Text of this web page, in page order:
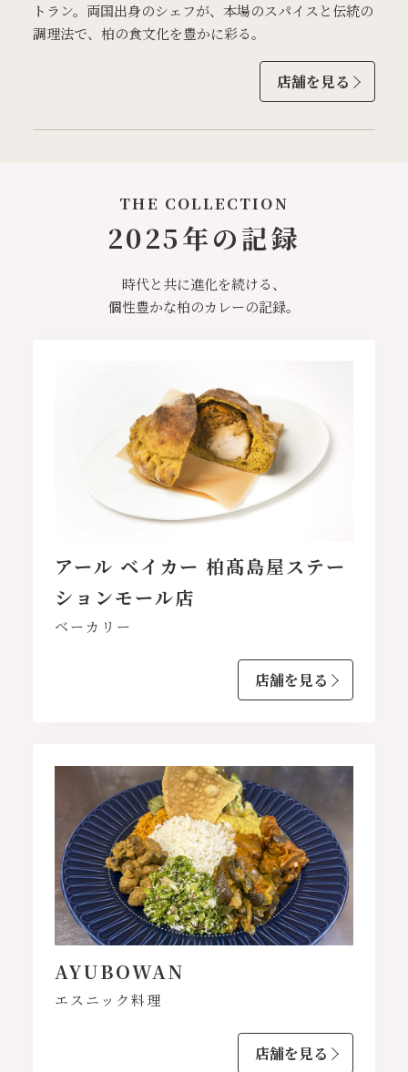
トラン。両国出身のシェフが、本場のスパイスと伝統の
調理法で、柏の食文化を豊かに彩る。
店舗を見る
THE COLLECTION
2025年の記録
時代と共に進化を続ける、
個性豊かな柏のカレーの記録。
アール ベイカー 柏髙島屋ステー
ションモール店
ベーカリー
店舗を見る
AYUBOWAN
エスニック料理
店舗を見る